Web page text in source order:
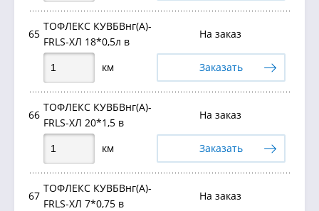
65
ТОФЛЕКС КУВБВнг(А)-
FRLS-ХЛ 18*0,5л в
На заказ
км Заказать
66
ТОФЛЕКС КУВБВнг(А)-
FRLS-ХЛ 20*1,5 в
На заказ
км Заказать
67
ТОФЛЕКС КУВБВнг(А)-
FRLS-ХЛ 7*0,75 в
На заказ